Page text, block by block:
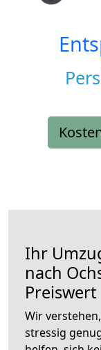
Ihr
nach
Preiswert
Wir
stressig